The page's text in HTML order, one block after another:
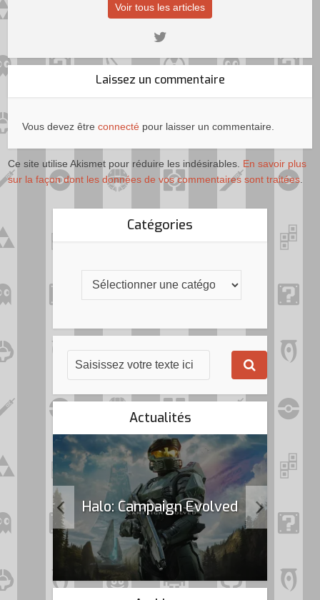
Voir tous les articles
Laissez un commentaire
Vous devez êtreconnecté pour laisser un commentaire.
Ce site utilise Akismet pour réduire les indésirables. En savoir plus
sur la façon dont les données de vos commentaires sont traitées
Catégories
Actualités
Halo: Campaign Evolved